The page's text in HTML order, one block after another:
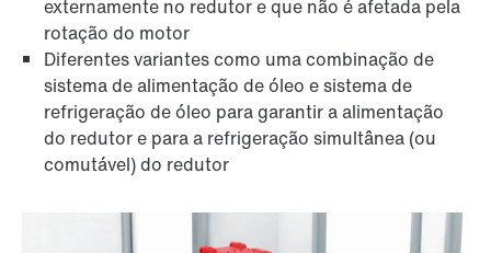
externamente no redutor e que não é afetada pela
rotação do motor
Diferentes variantes como uma combinação de
sistema de alimentação de óleo e sistema de
refrigeração de óleo para garantir a alimentação
do redutor e para a refrigeração simultânea (ou
comutável) do redutor